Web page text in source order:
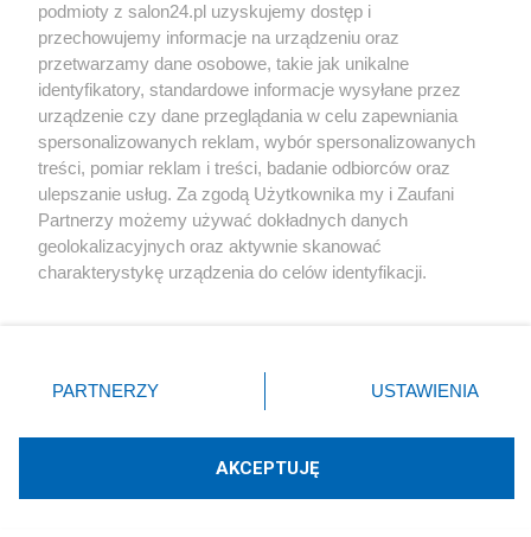
Społeczeństwo
Kultura
X Facebook Instagram Youtube
Technologię dostarcza:W3media.pl
podmioty z salon24.pl uzyskujemy dostęp i
przechowujemy informacje na urządzeniu oraz
przetwarzamy dane osobowe, takie jak unikalne
identyfikatory, standardowe informacje wysyłane przez
urządzenie czy dane przeglądania w celu zapewniania
spersonalizowanych reklam, wybór spersonalizowanych
treści, pomiar reklam i treści, badanie odbiorców oraz
ulepszanie usług. Za zgodą Użytkownika my i Zaufani
Partnerzy możemy używać dokładnych danych
geolokalizacyjnych oraz aktywnie skanować
charakterystykę urządzenia do celów identyfikacji.
zmienić/wycofać klikając przycisk ustawień prywatności
znajdujący się w lewym dolnym rogu strony
rodzaje przetwarzania danych nie wymagają zgody
użytkownika, ale masz prawo sprzeciwić się takiemu
PARTNERZY USTAWIENIA
AKCEPTUJĘ